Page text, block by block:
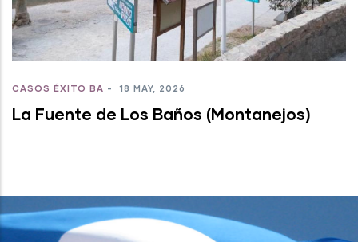
CASOS ÉXITO BA - 18 MAY, 2026
La Fuente de Los Baños (Montanejos)